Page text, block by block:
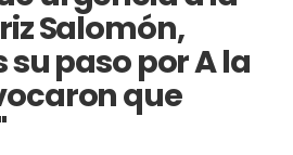
Salomón,
paso por A la
que